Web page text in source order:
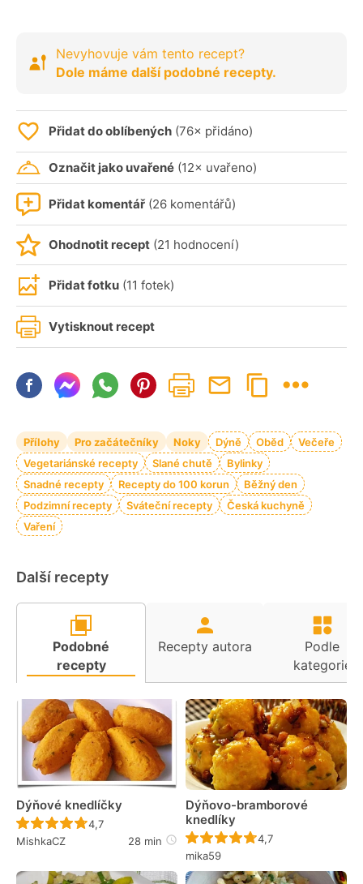
Nevyhovuje vám tento recept?
Dole máme další podobné recepty.
Přidat do oblíbených (76× přidáno)
Označit jako uvařené (12× uvařeno)
Přidat komentář (26 komentářů)
Ohodnotit recept (21 hodnocení)
Přidat fotku (11 fotek)
Vytisknout recept
Přílohy Pro začátečníky Noky Dýně Oběd
Večeře
Vegetariánské recepty
Slané chutě
Bylinky
Snadné recepty
Recepty do 100 korun
Běžný den
Podzimní recepty
Sváteční recepty
Česká kuchyně
Vaření
Další recepty
Podobné
recepty
Recepty autora
Podle
kategorie
Dýňové knedlíčky
Recept ještě nebyl hodnocen
4,7
MishkaCZ
28 min
Dýňovo-bramborové
knedlíky
Recept ještě nebyl
4,7
mika59